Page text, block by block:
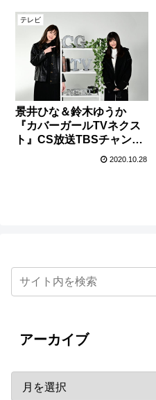
テレビ
景井ひな＆鈴木ゆうか
『カバーガールTVネクス
ト』CS放送TBSチャンネ
ル1で放送スタート
2020.10.28
アーカイブ